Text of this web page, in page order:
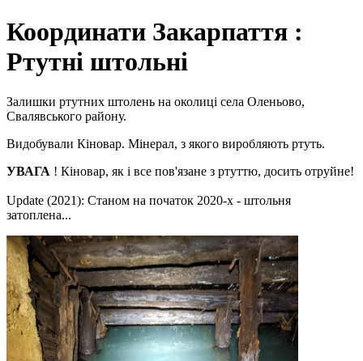
Координати Закарпаття :
Ртутні штольні
Залишки ртутних штолень на околиці села Оленьово,
Свалявського району.
Видобували Кіновар. Мінерал, з якого виробляють ртуть.
УВАГА ! Кіновар, як і все пов'язане з ртуттю, досить отруйне!
Update (2021): Станом на початок 2020-х - штольня
затоплена...